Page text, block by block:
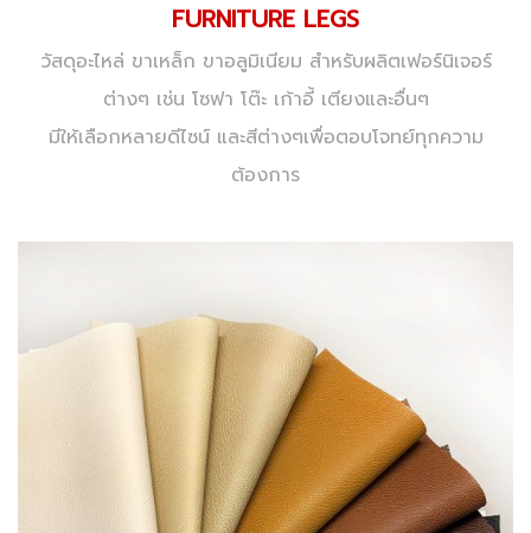
FURNITURE LEGS
วัสดุอะไหล่ ขาเหล็ก ขาอลูมิเนียม สำหรับผลิตเฟอร์นิเจอร์
ต่างๆ เช่น โซฟา โต๊ะ เก้าอี้ เตียงและอื่นๆ
มีให้เลือกหลายดีไซน์ และสีต่างๆเพื่อตอบโจทย์ทุกความ
ต้องการ